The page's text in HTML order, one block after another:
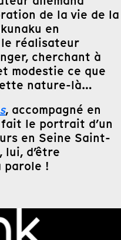
de la vie de la
en
réalisateur
cherchant à
modestie ce que
nature-là…
, accompagné en
le portrait d’un
en Seine Saint-
d’être
parole !